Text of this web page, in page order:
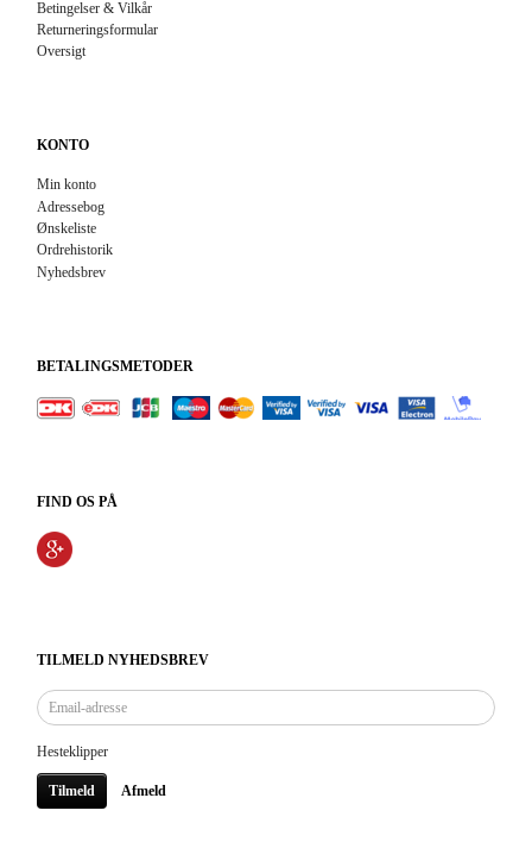
Betingelser & Vilkår
Returneringsformular
Oversigt
KONTO
Min konto
Adressebog
Ønskeliste
Ordrehistorik
Nyhedsbrev
BETALINGSMETODER
FIND OS PÅ
TILMELD NYHEDSBREV
Email-
adresse
Hesteklipper
Tilmeld Afmeld